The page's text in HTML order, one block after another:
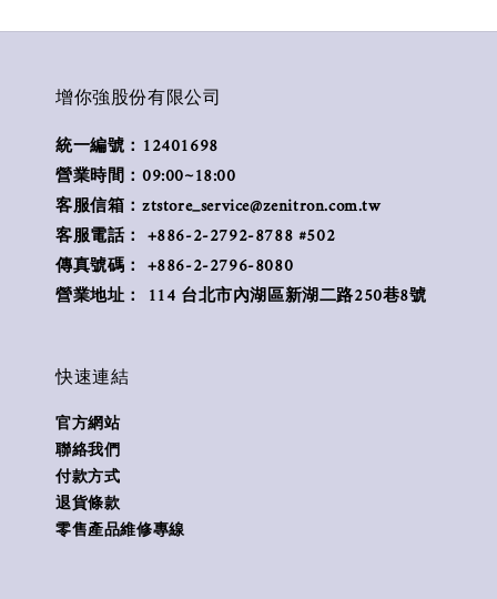
增你強股份有限公司
統一編號：12401698
營業時間：09:00~18:00
客服信箱：ztstore_service@zenitron.com.tw
客服電話： +886-2-2792-8788 #502
傳真號碼： +886-2-2796-8080
營業地址： 114 台北市內湖區新湖二路250巷8號
快速連結
官方網站
聯絡我們
付款方式
退貨條款
零售產品維修專線